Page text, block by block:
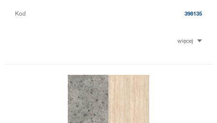
Kod 398135
więcej